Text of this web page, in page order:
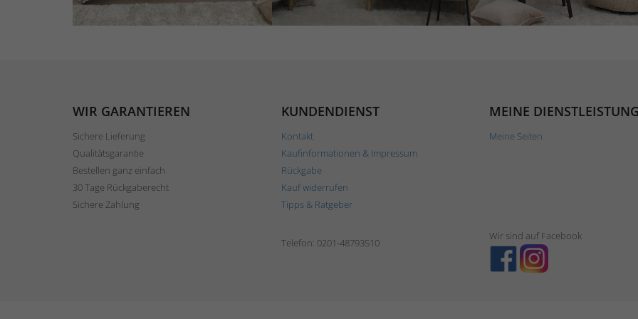
WIR GARANTIEREN
Sichere Lieferung
Qualitätsgarantie
Bestellen ganz einfach
30 Tage Rückgaberecht
Sichere Zahlung
KUNDENDIENST
Kontakt
Kaufinformationen & Impressum
Rückgabe
Kauf widerrufen
Tipps & Ratgeber
MEINE
Meine Seiten
Telefon: 0201-48793510
Wir sind auf Facebook